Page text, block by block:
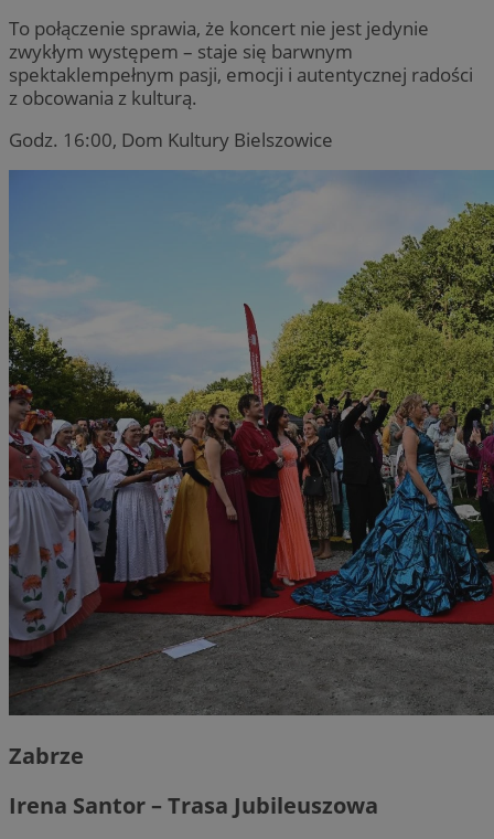
To połączenie sprawia, że koncert nie jest jedynie
zwykłym występem – staje się barwnym
spektaklempełnym pasji, emocji i autentycznej radości
z obcowania z kulturą.
Godz. 16:00, Dom Kultury Bielszowice
Zabrze
Irena Santor – Trasa Jubileuszowa